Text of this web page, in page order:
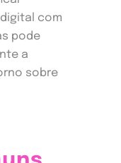
com
pode
a
sobre